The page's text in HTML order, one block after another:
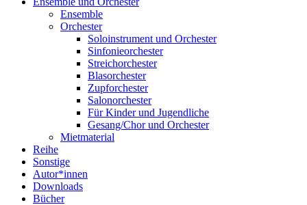
Ensemble
Orchester
Soloinstrument und Orchester
Sinfonieorchester
Streichorchester
Blasorchester
Zupforchester
Salonorchester
Für Kinder und Jugendliche
Gesang/Chor und Orchester
Mietmaterial
Reihe
Sonstige
Autor*innen
Downloads
Bücher